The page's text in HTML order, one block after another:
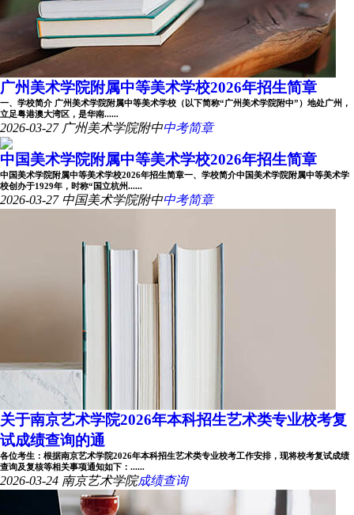
广州美术学院附属中等美术学校2026年招生简章
一、学校简介 广州美术学院附属中等美术学校（以下简称“广州美术学院附中”）地处广州，
立足粤港澳大湾区，是华南......
2026-03-27 广州美术学院附中中考简章
中国美术学院附属中等美术学校2026年招生简章
中国美术学院附属中等美术学校2026年招生简章一、学校简介中国美术学院附属中等美术学
校创办于1929年，时称“国立杭州......
2026-03-27 中国美术学院附中中考简章
关于南京艺术学院2026年本科招生艺术类专业校考复
试成绩查询的通
各位考生：根据南京艺术学院2026年本科招生艺术类专业校考工作安排，现将校考复试成绩
查询及复核等相关事项通知如下：......
2026-03-24 南京艺术学院成绩查询